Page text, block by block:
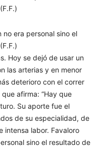
era personal sino el
Hoy se dejó de usar un
las arterias y en menor
deterioro con el correr
afirma: “Hay que
Su aporte fue el
de su especialidad, de
intensa labor. Favaloro
sino el resultado de